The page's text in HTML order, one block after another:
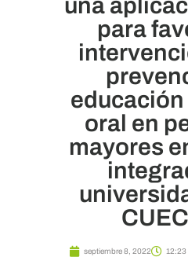
una
para
educación
oral en
mayores
septiembre 8, 2022 12:23